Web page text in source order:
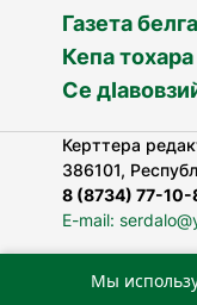
Газета
Кепа
Се
Керттера
386101,
8 (8734) 77-10-
E-mail:
«Сердало»
Мы